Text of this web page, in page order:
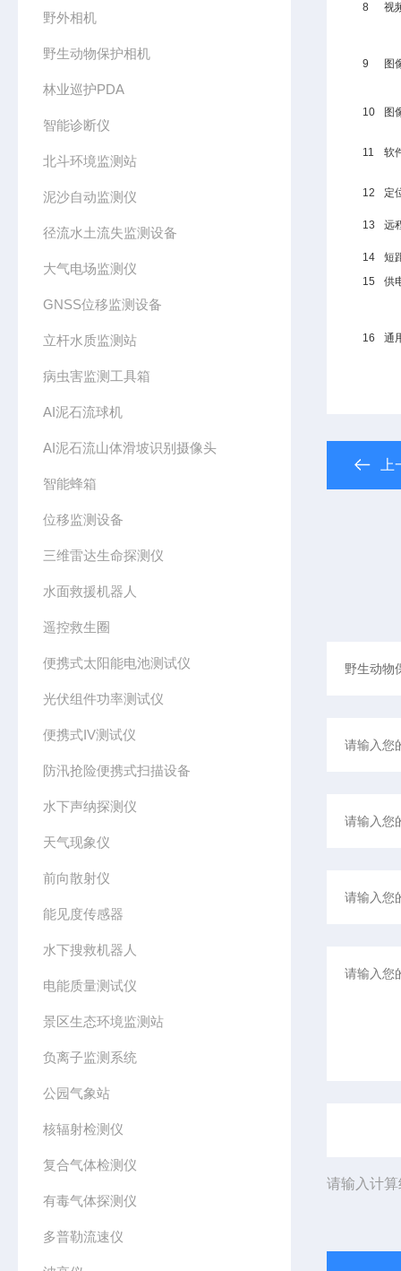
野外相机
野生动物保护相机
林业巡护PDA
智能诊断仪
北斗环境监测站
泥沙自动监测仪
径流水土流失监测设备
大气电场监测仪
GNSS位移监测设备
立杆水质监测站
病虫害监测工具箱
AI泥石流球机
AI泥石流山体滑坡识别摄像头
智能蜂箱
位移监测设备
三维雷达生命探测仪
水面救援机器人
遥控救生圈
便携式太阳能电池测试仪
光伏组件功率测试仪
便携式IV测试仪
防汛抢险便携式扫描设备
水下声纳探测仪
天气现象仪
前向散射仪
能见度传感器
水下搜救机器人
电能质量测试仪
景区生态环境监测站
负离子监测系统
公园气象站
核辐射检测仪
复合气体检测仪
有毒气体探测仪
多普勒流速仪
8 视
9 图
10 图
11 软
12 定
13 远
14
短
15
供
16 通
请输入计